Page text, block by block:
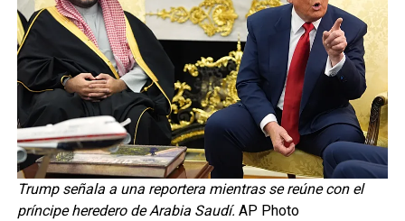
Trump señala a una reportera mientras se reúne con el
príncipe heredero de Arabia Saudí. AP Photo